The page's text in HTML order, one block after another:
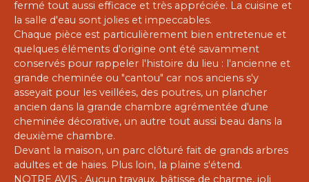
fermé tout aussi efficace et très appréciée. La cuisine et
la salle d'eau sont jolies et impeccables.
Chaque pièce est particulièrement bien entretenue et
quelques éléments d'origine ont été savamment
conservés pour rappeler l'histoire du lieu : l'ancienne et
grande cheminée ou "cantou" car nos anciens s'y
asseyait pour les veillées, des poutres, un plancher
ancien dans la grande chambre agrémentée d'une
cheminée décorative, un autre tout aussi beau dans la
deuxième chambre.
Devant la maison, un parc clôturé fait de grands arbres
adultes et de haies. Plus loin, la plaine s'étend.
NOTRE AVIS : Aucun travaux, bâtisse de charme, joli